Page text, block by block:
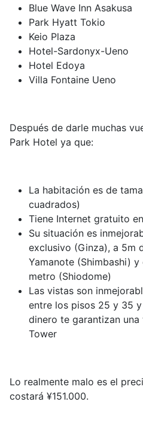
Blue Wave Inn Asakusa
Park Hyatt Tokio
Keio Plaza
Hotel-Sardonyx-Ueno
Hotel Edoya
Villa Fontaine Ueno
Después de darle muchas
Park Hotel ya que:
La habitación es de
cuadrados)
Tiene Internet gratuito
Su situación es
exclusivo (Ginza), a 5m
Yamanote (Shimbashi)
metro (Shiodome)
Las vistas son
entre los pisos 25 y 35
dinero te garantizan una
Tower
Lo realmente malo es el
costará ¥151.000.